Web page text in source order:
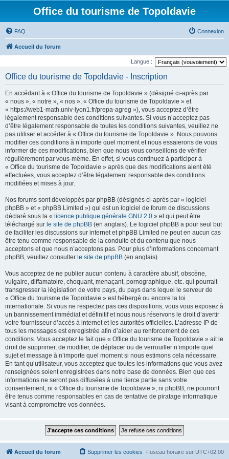
Office du tourisme de Topoldavie
FAQ Connexion
Accueil du forum
Langue :
Office du tourisme de Topoldavie - Inscription
En accédant à « Office du tourisme de Topoldavie » (désigné ci-après par
« nous », « notre », « nos », « Office du tourisme de Topoldavie » et
« https://web1-math.univ-lyon1.fr/prepa-agreg »), vous acceptez d’être
légalement responsable des conditions suivantes. Si vous n’acceptez pas
d’être légalement responsable de toutes les conditions suivantes, veuillez ne
pas utiliser et accéder à « Office du tourisme de Topoldavie ». Nous pouvons
modifier ces conditions à n’importe quel moment et nous essaierons de vous
informer de ces modifications, bien que nous vous conseillons de vérifier
régulièrement par vous-même. En effet, si vous continuez à participer à
« Office du tourisme de Topoldavie » après que des modifications aient été
effectuées, vous acceptez d’être légalement responsable des conditions
modifiées et mises à jour.
Nos forums sont développés par phpBB (désignés ci-après par « logiciel
phpBB » et « phpBB Limited ») qui est un logiciel de forum de discussions
déclaré sous la « licence publique générale GNU 2.0 » et qui peut être
téléchargé sur le site de phpBB (en anglais). Le logiciel phpBB a pour seul but
de faciliter les discussions sur internet et phpBB Limited ne peut en aucun cas
être tenu comme responsable de la conduite et du contenu que nous
acceptons et que nous n’acceptons pas. Pour plus d’informations concernant
phpBB, veuillez consulter le site de phpBB (en anglais).
Vous acceptez de ne publier aucun contenu à caractère abusif, obscène,
vulgaire, diffamatoire, choquant, menaçant, pornographique, etc. qui pourrait
transgresser la législation de votre pays, du pays dans lequel le serveur de
« Office du tourisme de Topoldavie » est hébergé ou encore la loi
internationale. Si vous ne respectez pas ces dispositions, vous vous exposez à
un bannissement immédiat et définitif et nous nous réservons le droit d’avertir
votre fournisseur d’accès à internet et les autorités officielles. L’adresse IP de
tous les messages est enregistrée afin d’aider au renforcement de ces
conditions. Vous acceptez le fait que « Office du tourisme de Topoldavie » ait le
droit de supprimer, de modifier, de déplacer ou de verrouiller n’importe quel
sujet et message à n’importe quel moment si nous estimons cela nécessaire.
En tant qu’utilisateur, vous acceptez que toutes les informations que vous avez
renseignées soient enregistrées dans notre base de données. Bien que ces
informations ne seront pas diffusées à une tierce partie sans votre
consentement, ni « Office du tourisme de Topoldavie », ni phpBB, ne pourront
être tenus comme responsables en cas de tentative de piratage informatique
visant à compromettre vos données.
Accueil du forum Fuseau horaire sur UTC+02:00
Supprimer les cookies